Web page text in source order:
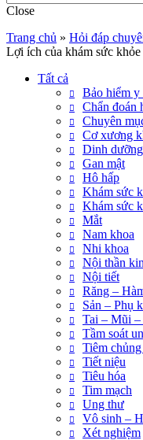
Close
Trang chủ » Hỏi đáp
Lợi ích của khám sức
Tất cả
Bảo hiểm y
Chẩn đoán
Chuyên
Cơ xương
Dinh dưỡng
Gan mật
Hô hấp
Khám sức
Khám sức
Mắt
Nam khoa
Nhi khoa
Nội thần
Nội tiết
Răng –
Sản – Phụ
Tai – Mũi
Tầm soát
Tiêm
Tiết niệu
Tiêu hóa
Tim mạch
Ung thư
Vô sinh –
Xét nghiệm